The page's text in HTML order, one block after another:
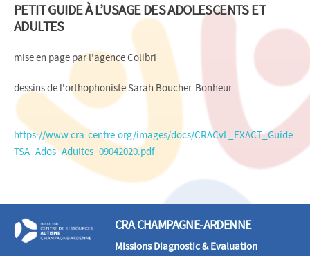
PETIT GUIDE À L’USAGE DES ADOLESCENTS ET
ADULTES
mise en page par l'agence Colibri
dessins de l'orthophoniste Sarah Boucher-Bonheur.
https://www.cra-centre.org/images/docs/CRACvL_EXACT_Guide-
TSA_Ados_Adultes_09042020.pdf
CRA CHAMPAGNE-ARDENNE
Missions Diagnostic & Evaluation